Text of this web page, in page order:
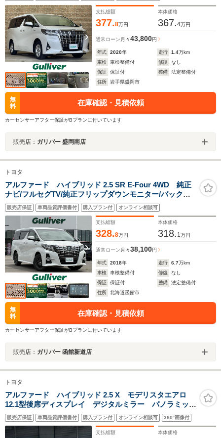
支払総額
377.8万円
本体価格
367.4万円
通常ローン 月々43,800円
年式 2020年 走行 1.4万km
車検
車検整備付 修復
なし
保証
保証付 整備
法定整備付
住所
岩手県盛岡市
無
料
在庫確認・見積依頼
カーセンサーアフター保証がBプランに付いています
販売店： ガリバー 盛岡南店
トヨタ
アルファード ハイブリッド 2.5 SR E-Four 4WD 純正
ナビ/フルセグTV/純正フリップダウンモニター/バックカ
メラ/純正AWノーマルタイヤ積込/ドライブレコーダ
ー/ETC/プリクラッシュセーフティ/クルーズコントロー
ル/クリアランスソナー
販売店保証 車両品質評価書付 購入プラン付 オンライン相談可
支払総額
328.8万円
本体価格
318. 1 万円
通常ローン 月々38,100円
年式 2018年 走行 6.7万km
車検
車検整備付 修復
なし
保証
保証付 整備
法定整備付
住所
北海道函館市
無
料
在庫確認・見積依頼
カーセンサーアフター保証がBプランに付いています
販売店： ガリバー 函館新道店
トヨタ
アルファード ハイブリッド 2.5 X モデリスタエアロ
12.1型後席ディスプレイ デジタルミラー パノラミック
ビューモニター 8人乗り 禁煙車
販売店保証 車両品質評価書付 購入プラン付 オンライン相談可 360°画像付
支払総額 本体価格